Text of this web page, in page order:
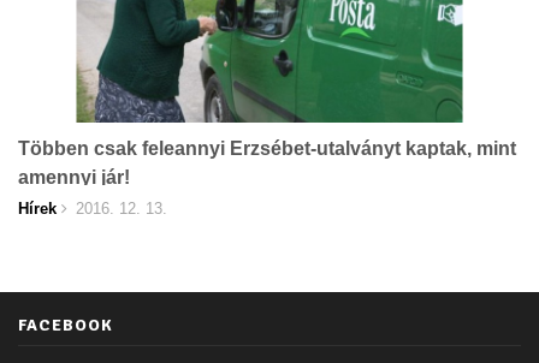
Többen csak feleannyi Erzsébet-utalványt kaptak, mint
amennyi jár!
Hírek 2016. 12. 13.
FACEBOOK